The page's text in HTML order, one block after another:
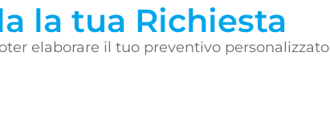
la tua Richiesta
elaborare il tuo preventivo personalizzato